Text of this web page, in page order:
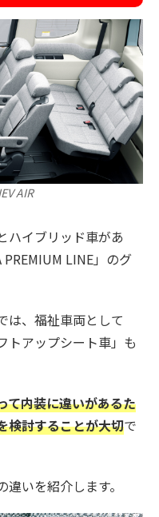
AIR
ハイブリッド車があ
PREMIUM LINE」のグ
は、福祉車両として
トアップシート車」も
て内装に違いがあるた
検討することが大切で
いを紹介します。